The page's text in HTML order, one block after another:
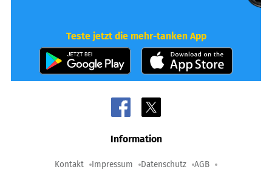
Teste jetzt die mehr-tanken App
Information
Kontakt Impressum Datenschutz AGB